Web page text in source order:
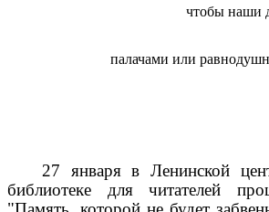
чтобы наши
палачами или
27 января в Ленинской
библиотеке для читателей